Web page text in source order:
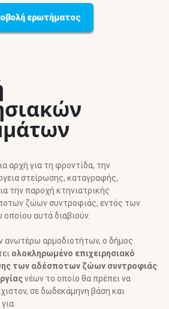
ερωτήματος
αρχή για τη φροντίδα, την
στείρωσης, καταγραφής,
την παροχή κτηνιατρικής
ζώων συντροφιάς, εντός των
αυτά διαβιούν.
ανωτέρω αρμοδιοτήτων, ο δήμος
ολοκληρωμένο επιχειρησιακό
των αδέσποτων ζώων συντροφιάς
νέων το οποίο θα πρέπει να
σε δωδεκάμηνη βάση και